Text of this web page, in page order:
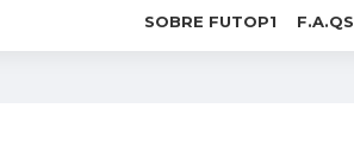
SOBRE FUTOP1 F.A.QS